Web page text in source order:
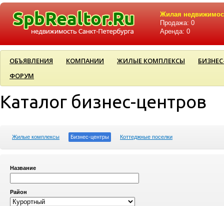
Жилая
Продажа: 0
Аренда: 0
ОБЪЯВЛЕНИЯ КОМПАНИИ ЖИЛЫЕ КОМПЛЕКСЫ
ФОРУМ
Каталог бизнес-центров
Жилые комплексы Бизнес-центры Коттеджные поселки
Название
Район